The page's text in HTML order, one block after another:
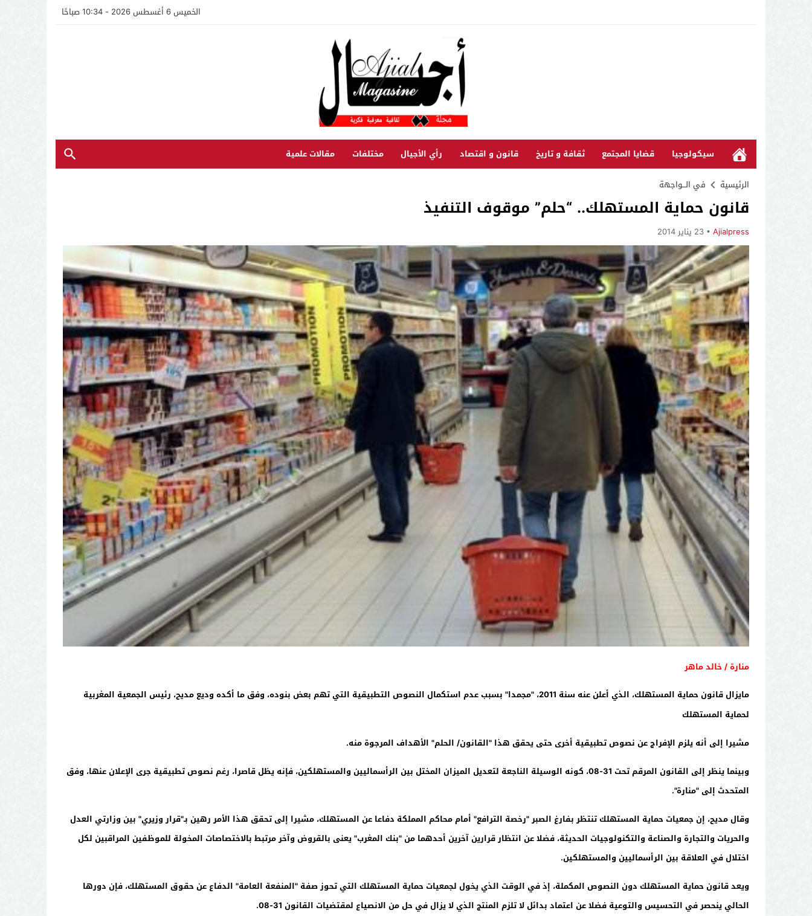
الخميس 6 أغسطس 2026 - 10:34 صباحًا
سيكولوجيا قضايا المجتمع ثقافة و تاريخ قانون و اقتصاد رأي الأجيال مختلفات مقالات علمية
الرئيسية في الـــواجهة
قانون حماية المستهلك.. “حلم” موقوف التنفيذ
Ajialpress 23 يناير 2014
منارة / خالد ماهر
مايزال قانون حماية المستهلك، الذي أعلن عنه سنة 2011، "مجمدا" بسبب عدم استكمال النصوص التطبيقية التي تهم بعض بنوده، وفق ما أكده وديع مديح، رئيس الجمعية المغربية
لحماية المستهلك
مشيرا إلى أنه يلزم الإفراج عن نصوص تطبيقية أخرى حتى يحقق هذا "القانون/ الحلم" الأهداف المرجوة منه.
وبينما ينظر إلى القانون المرقم تحت 31-08، كونه الوسيلة الناجعة لتعديل الميزان المختل بين الرأسماليين والمستهلكين، فإنه يظل قاصرا، رغم نصوص تطبيقية جرى الإعلان عنها، وفق
المتحدث إلى "منارة".
وقال مديح، إن جمعيات حماية المستهلك تنتظر بفارغ الصبر "رخصة الترافع" أمام محاكم المملكة دفاعا عن المستهلك، مشيرا إلى تحقق هذا الأمر رهين بـ"قرار وزيري" بين وزارتي العدل
والحريات والتجارة والصناعة والتكنولوجيات الحديثة، فضلا عن انتظار قرارين آخرين أحدهما من "بنك المغرب" يعنى بالقروض وآخر مرتبط بالاختصاصات المخولة للموظفين المراقبين لكل
اختلال في العلاقة بين الرأسماليين والمستهلكين.
ويعد قانون حماية المستهلك دون النصوص المكملة، إذ في الوقت الذي يخول لجمعيات حماية المستهلك التي تحوز صفة "المنفعة العامة" الدفاع عن حقوق المستهلك، فإن دورها
الحالي ينحصر في التحسيس والتوعية فضلا عن اعتماد بدائل لا تلزم المنتج الذي لا يزال في حل من الانصياع لمقتضيات القانون 31-08.